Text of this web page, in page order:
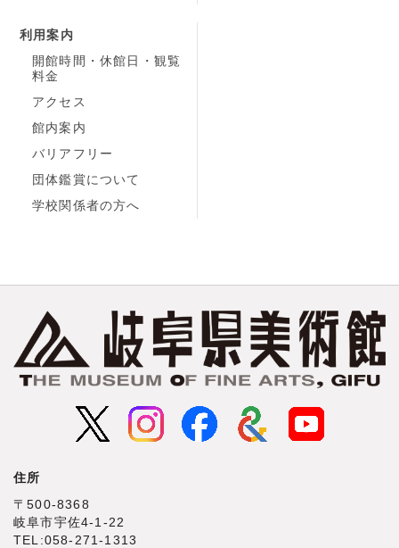
利用案内
開館時間・休館日・観覧
料金
アクセス
館内案内
バリアフリー
団体鑑賞について
学校関係者の方へ
住所
〒500‐8368
岐阜市宇佐4‐1‐22
TEL:058-271-1313